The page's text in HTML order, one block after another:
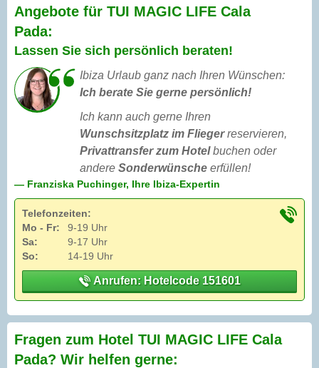
Angebote für TUI MAGIC LIFE Cala
Pada:
Lassen Sie sich persönlich beraten!
Ibiza Urlaub ganz nach Ihren Wünschen:
Ich berate Sie gerne persönlich!
Ich kann auch gerne Ihren
Wunschsitzplatz im Fliegerreservieren,
Privattransfer zum Hotelbuchen oder
andere Sonderwünsche erfüllen!
— Franziska Puchinger, Ihre Ibiza-Expertin
Telefonzeiten:
Mo - Fr:
9-19 Uhr
Sa:
9-17 Uhr
So:
14-19 Uhr
Anrufen: Hotelcode 151601
Fragen zum Hotel TUI MAGIC LIFE Cala
Pada? Wir helfen gerne: